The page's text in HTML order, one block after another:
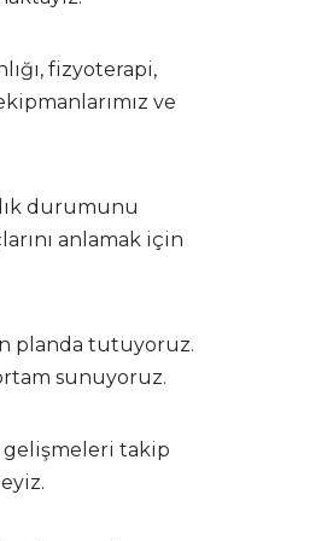
fizyoterapi,
ve
durumunu
anlamak için
planda tutuyoruz.
sunuyoruz.
gelişmeleri takip